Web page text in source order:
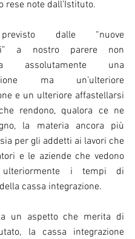
rese note dall’Istituto.
dalle “nuove
a nostro parere non
assolutamente una
ma un’ulteriore
e un ulteriore affastellarsi
rendono, qualora ce ne
la materia ancora più
per gli addetti ai lavori che
e le aziende che vedono
ulteriormente i tempi di
cassa integrazione.
un aspetto che merita di
la cassa integrazione